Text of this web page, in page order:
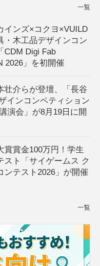
一覧
インズ×コクヨ×VUILD
・木工品デザインコン
CDM Digi Fab
2026」を初開催
壮介らが登壇、「長谷
インコンペティション
演会」が8月19日に開
賞賞金100万円！学生
スト「サイゲームス ク
ンテスト2026」が開催
一覧